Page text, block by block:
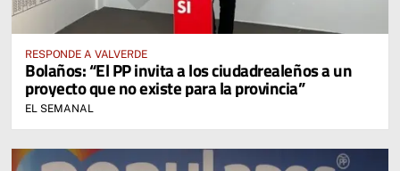
RESPONDE A VALVERDE
Bolaños: “El PP invita a los ciudadrealeños a un
proyecto que no existe para la provincia”
EL SEMANAL